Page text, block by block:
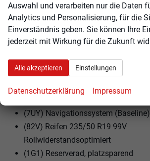
(9ZQ) Komforttelefonie: Wireless
charge) ohne
(8IX) Voll LED-Hauptscheinwerfer
(6Z3) Lendenwirbelstütze,
für linke Vordersitzlehne,
rechts
(JX1) Mit Kreuzungsassistent
(7UY) Navigationssystem (Baseline)
(82V) Reifen 235/50 R19 99V
Rollwiderstandsoptimiert
(1G1) Reserverad, platzsparend
Auswahl und verarbeiten nur die Daten
Analytics und Personalisierung, für die
Einverständnis geben. Sie können Ihre
jederzeit mit Wirkung für die Zukunft
Alle akzeptieren Einstellungen
Datenschutzerklärung Impressum